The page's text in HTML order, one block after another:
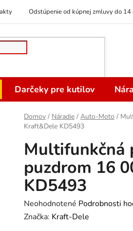
Odstúpenie od kúpnej zmluvy do 14
Darčeky pre kutilov
Domov / Náradie / Auto-Moto /
Kraft&Dele KD5493
Multifunkčná
puzdrom 16
KD5493
Priemerné
hodnotenie
Neohodnotené Podrobnosti
Značka: Kraft-Dele